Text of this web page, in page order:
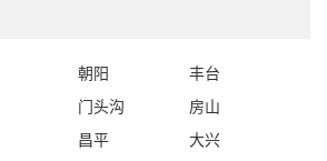
朝阳
丰台
门头沟
房山
昌平
大兴